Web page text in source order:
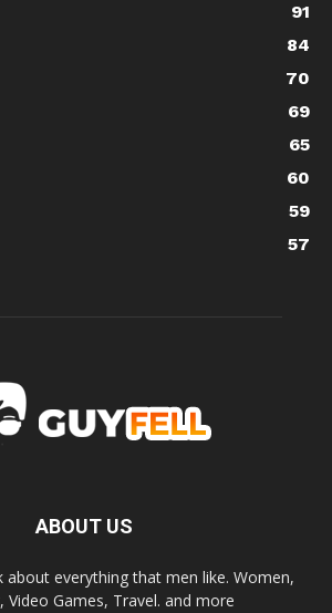
91
84
70
69
65
60
59
57
ABOUT US
about everything that men like. Women,
Video Games, Travel. and more